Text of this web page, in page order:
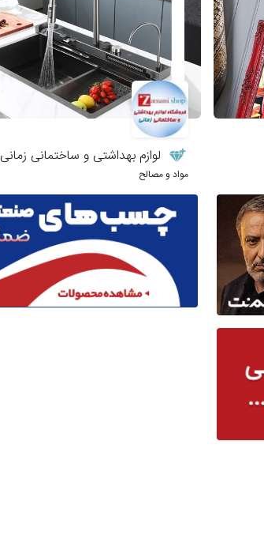
لوازم بهداشتی و ساختمانی زمانی
مواد و مصالح